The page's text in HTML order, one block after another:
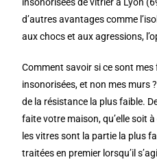
d’autres avantages comme
aux chocs et aux agressions,
Comment savoir si ce sont mes
insonorisées, et non mes murs
de la résistance la plus faible.
faite votre maison, qu’elle soit
les vitres sont la partie la plus
traitées en premier lorsqu’il